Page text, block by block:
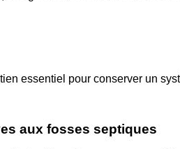
essentiel pour conserver un
aux fosses septiques